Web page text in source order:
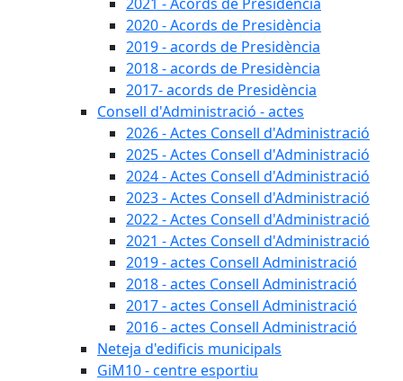
2020 - Acords de Presidència
2019 - acords de Presidència
2018 - acords de Presidència
2017- acords de Presidència
Consell d'Administració - actes
2026 - Actes Consell d'Administració
2025 - Actes Consell d'Administració
2024 - Actes Consell d'Administració
2023 - Actes Consell d'Administració
2022 - Actes Consell d'Administració
2021 - Actes Consell d'Administració
2019 - actes Consell Administració
2018 - actes Consell Administració
2017 - actes Consell Administració
2016 - actes Consell Administració
Neteja d'edificis municipals
GiM10 - centre esportiu